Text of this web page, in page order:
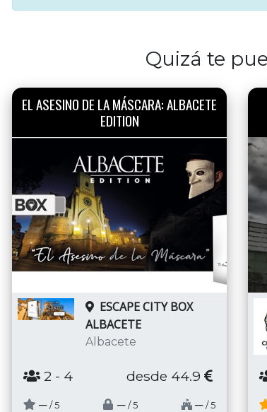
Quizá te
EL ASESINO DE LA MÁSCARA: ALBACETE
EDITION
ESCAPE CITY BOX
ALBACETE
Albacete
2 - 4 desde 44.9
─ / 5 ─ / 5 ─ / 5